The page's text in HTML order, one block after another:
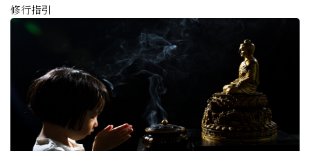
修行指引